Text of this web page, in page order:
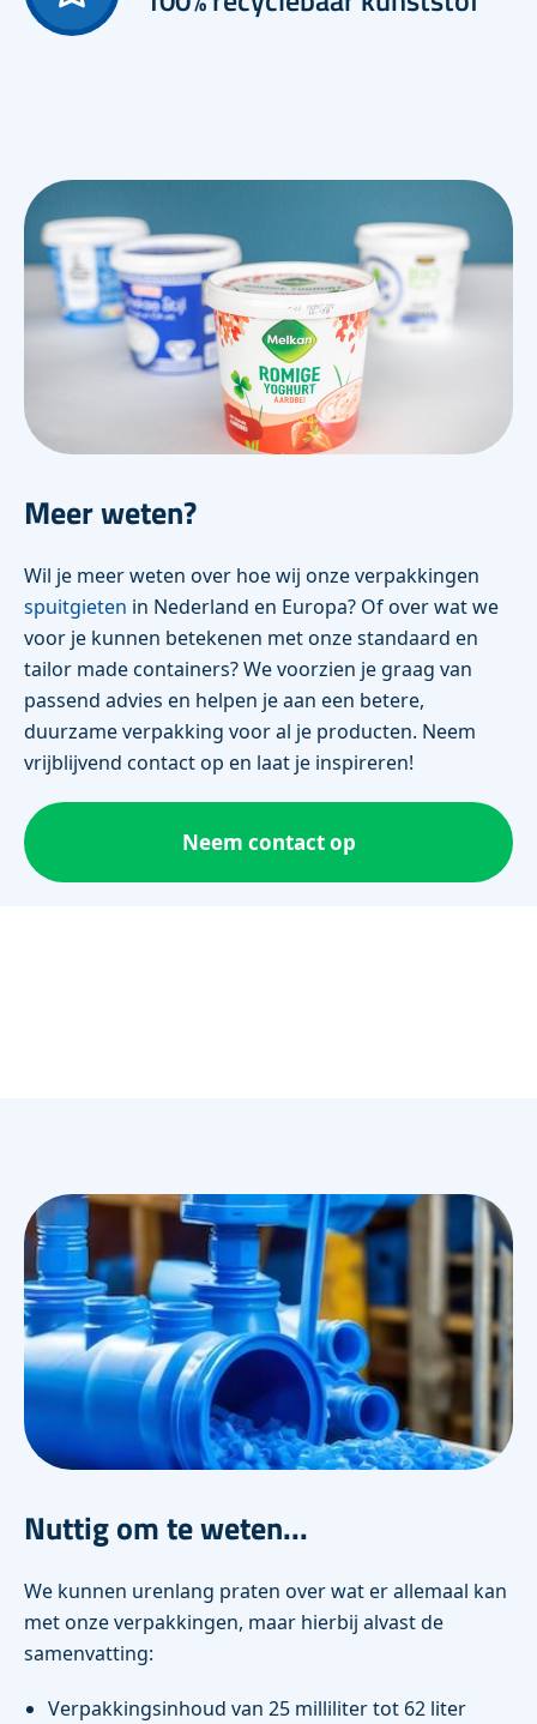
Meer weten?
Wil je meer weten over hoe wij onze verpakkingen
spuitgieten in Nederland en Europa? Of over wat we
voor je kunnen betekenen met onze standaard en
tailor made containers? We voorzien je graag van
passend advies en helpen je aan een betere,
duurzame verpakking voor al je producten. Neem
vrijblijvend contact op en laat je inspireren!
Neem contact op
Nuttig om te weten...
We kunnen urenlang praten over wat er allemaal kan
met onze verpakkingen, maar hierbij alvast de
samenvatting:
Verpakkingsinhoud van 25 milliliter tot 62 liter